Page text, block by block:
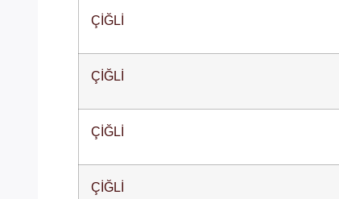
ÇİĞLİ
ÇİĞLİ
ÇİĞLİ
ÇİĞLİ